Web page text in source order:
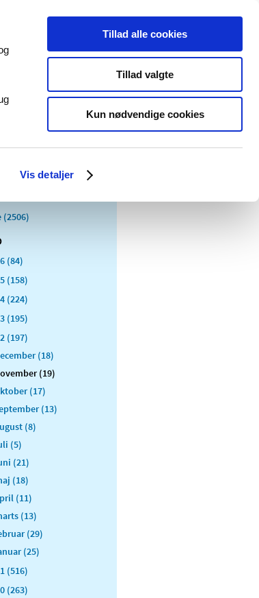
Vis detaljer
Tillad alle cookies
Tillad valgte
Kun nødvendige cookies
Særlige
produktområder
(2506)
(84)
(158)
(224)
(195)
(197)
(18)
(19)
(17)
(13)
(8)
(5)
(21)
(18)
(11)
(13)
(29)
(25)
(516)
(263)